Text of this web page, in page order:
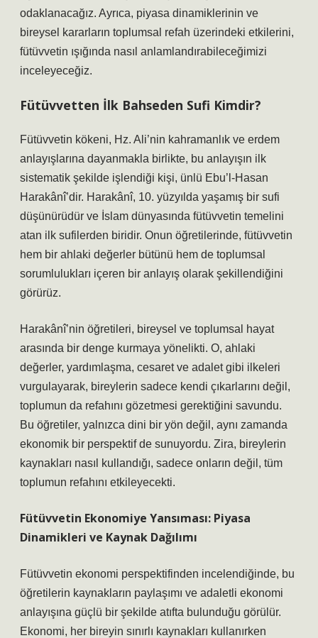
odaklanacağız. Ayrıca, piyasa dinamiklerinin ve
bireysel kararların toplumsal refah üzerindeki etkilerini,
fütüvvetin ışığında nasıl anlamlandırabileceğimizi
inceleyeceğiz.
Fütüvvetten İlk Bahseden Sufi Kimdir?
Fütüvvetin kökeni, Hz. Ali’nin kahramanlık ve erdem
anlayışlarına dayanmakla birlikte, bu anlayışın ilk
sistematik şekilde işlendiği kişi, ünlü Ebu’l-Hasan
Harakânî’dir. Harakânî, 10. yüzyılda yaşamış bir sufi
düşünürüdür ve İslam dünyasında fütüvvetin temelini
atan ilk sufilerden biridir. Onun öğretilerinde, fütüvvetin
hem bir ahlaki değerler bütünü hem de toplumsal
sorumlulukları içeren bir anlayış olarak şekillendiğini
görürüz.
Harakânî’nin öğretileri, bireysel ve toplumsal hayat
arasında bir denge kurmaya yönelikti. O, ahlaki
değerler, yardımlaşma, cesaret ve adalet gibi ilkeleri
vurgulayarak, bireylerin sadece kendi çıkarlarını değil,
toplumun da refahını gözetmesi gerektiğini savundu.
Bu öğretiler, yalnızca dini bir yön değil, aynı zamanda
ekonomik bir perspektif de sunuyordu. Zira, bireylerin
kaynakları nasıl kullandığı, sadece onların değil, tüm
toplumun refahını etkileyecekti.
Fütüvvetin Ekonomiye Yansıması: Piyasa
Dinamikleri ve Kaynak Dağılımı
Fütüvvetin ekonomi perspektifinden incelendiğinde, bu
öğretilerin kaynakların paylaşımı ve adaletli ekonomi
anlayışına güçlü bir şekilde atıfta bulunduğu görülür.
Ekonomi, her bireyin sınırlı kaynakları kullanırken